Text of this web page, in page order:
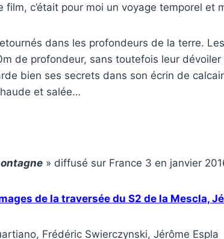
film, c’était pour moi un voyage temporel et
dans les profondeurs de la terre.
de profondeur, sans toutefois leur
bien ses secrets dans son écrin de
et salée…
» diffusé sur France 3 en janvier
de la traversée du S2 de la Mescla,
Frédéric Swierczynski, Jérôme Espla